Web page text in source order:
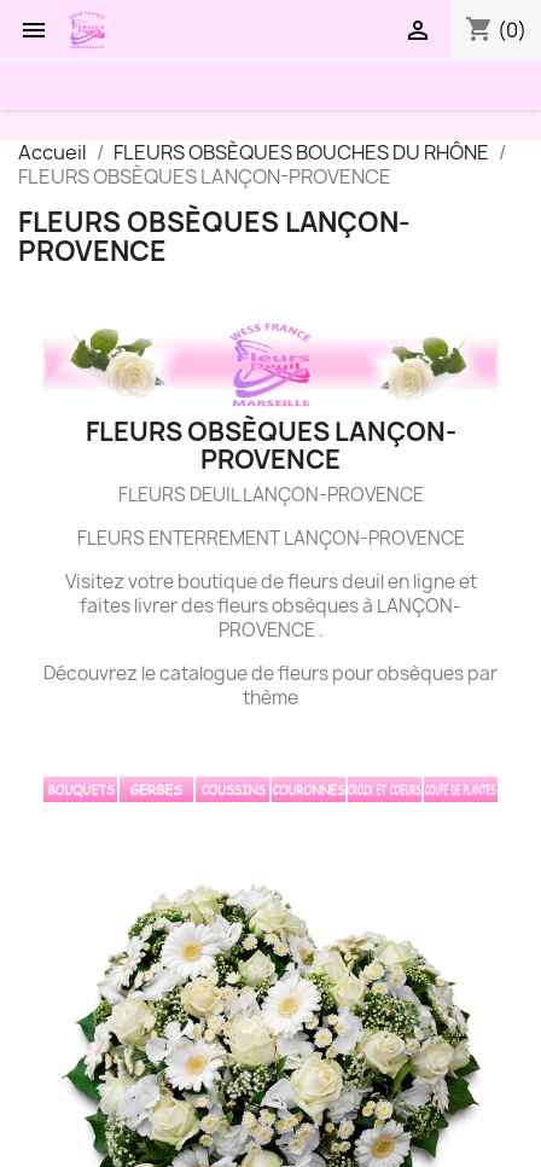
 shopping_cart (0)

Accueil
FLEURS OBSÈQUES BOUCHES DU RHÔNE
FLEURS OBSÈQUES LANÇON-PROVENCE
FLEURS OBSÈQUES LANÇON-
PROVENCE
FLEURS OBSÈQUES LANÇON-
PROVENCE
FLEURS DEUIL LANÇON-PROVENCE
FLEURS ENTERREMENT LANÇON-PROVENCE
Visitez votre boutique de fleurs deuil en ligne et
faites livrer des fleurs obsèques à LANÇON-
PROVENCE .
Découvrez le catalogue de fleurs pour obsèques par
thème